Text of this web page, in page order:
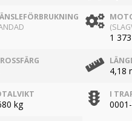
1
4,18
kg
I